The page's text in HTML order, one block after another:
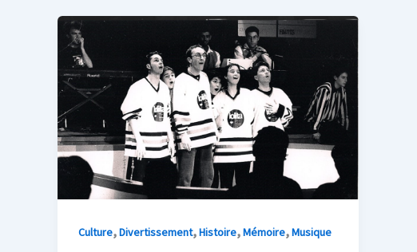
Culture,Divertissement,Histoire,Mémoire,Musique